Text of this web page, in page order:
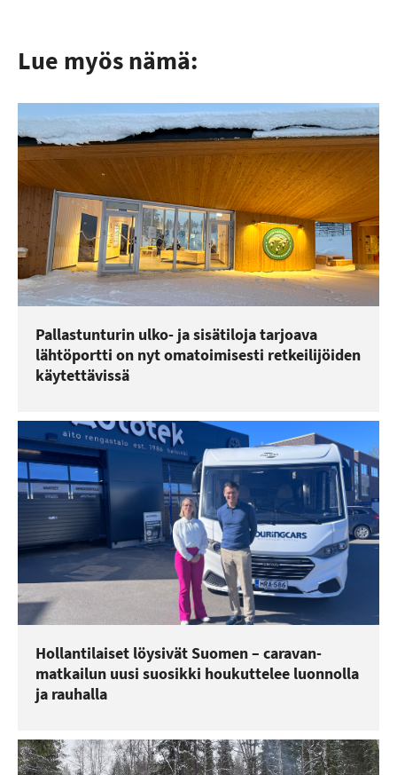
Lue myös nämä:
Pallastunturin ulko- ja sisätiloja tarjoava
lähtöportti on nyt omatoimisesti retkeilijöiden
käytettävissä
Hollantilaiset löysivät Suomen – caravan-
matkailun uusi suosikki houkuttelee luonnolla
ja rauhalla